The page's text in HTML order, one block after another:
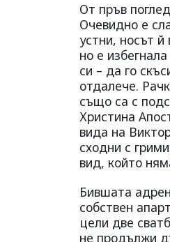
От пръв
Очевидно е
устни, носът
но е
си – да го
отдалече.
също са с
Христина
вида на
сходни с
вид, който
Бившата
собствен
цели две
не продължи